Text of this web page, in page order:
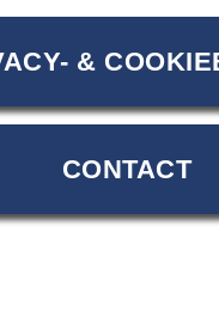
&
CONTACT